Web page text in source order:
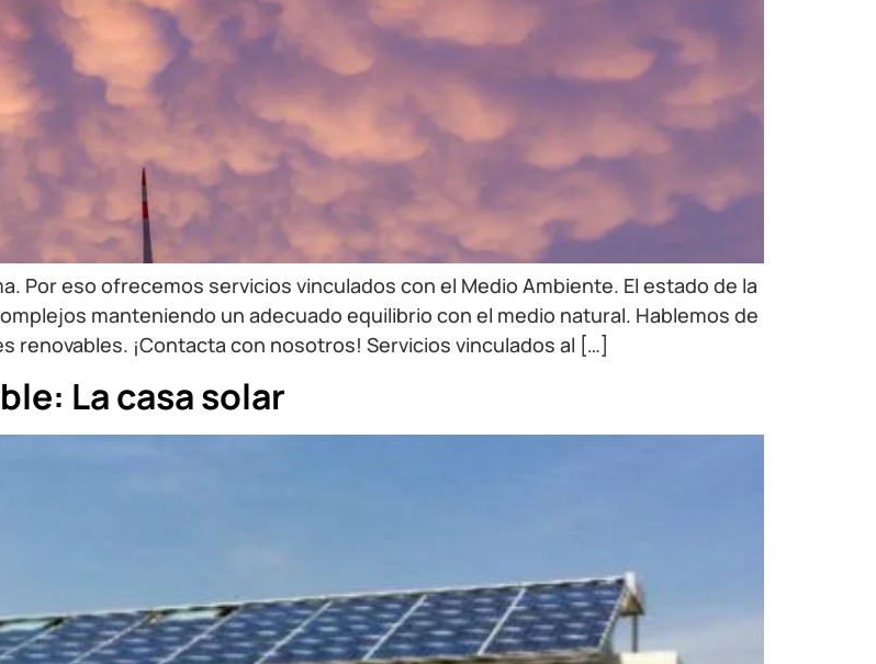
Por eso ofrecemos servicios vinculados con el Medio Ambiente. El estado de la
manteniendo un adecuado equilibrio con el medio natural. Hablemos de
¡Contacta con nosotros! Servicios vinculados al […]
La casa solar